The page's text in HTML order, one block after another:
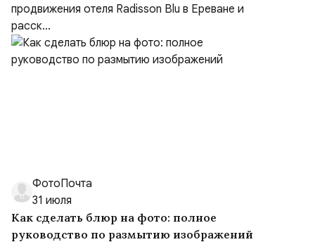
продвижения отеля Radisson Blu в Ереване и
расск...
ФотоПочта
31 июля
Как сделать блюр на фото: полное
руководство по размытию изображений